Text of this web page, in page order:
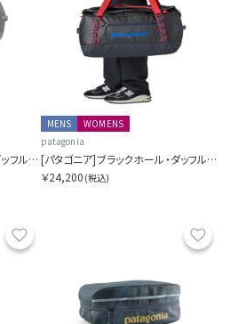
[パタゴニア]ブラックホール・ダッフル 40L
MENS
WOMENS
patagonia
[パタゴニア]ブラックホール・ダッフル 55L
￥24,200 (税込)
お気に入り